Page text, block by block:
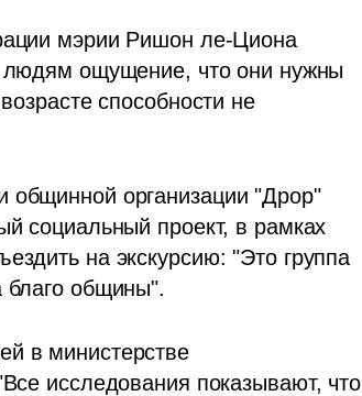
мэрии Ришон ле-Циона
людям ощущение, что они нужны
способности не
общинной организации "Дрор"
социальный проект, в рамках
на экскурсию: "Это группа
благо общины".
в министерстве
исследования показывают, что